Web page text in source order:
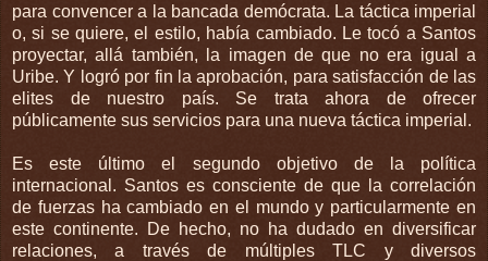
para convencer a la bancada demócrata. La táctica imperial
o, si se quiere, el estilo, había cambiado. Le tocó a Santos
proyectar, allá también, la imagen de que no era igual a
Uribe. Y logró por fin la aprobación, para satisfacción de las
elites de nuestro país. Se trata ahora de ofrecer
públicamente sus servicios para una nueva táctica imperial.
Es este último el segundo objetivo de la política
internacional. Santos es consciente de que la correlación
de fuerzas ha cambiado en el mundo y particularmente en
este continente. De hecho, no ha dudado en diversificar
relaciones, a través de múltiples TLC y diversos